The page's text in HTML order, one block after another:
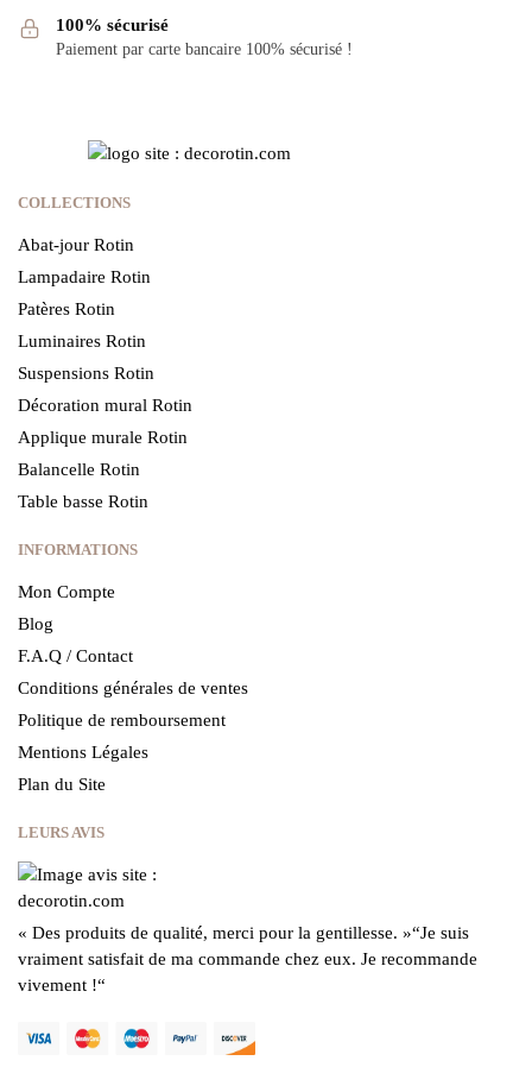
100% sécurisé
Paiement par carte bancaire 100% sécurisé !
COLLECTIONS
Abat-jour Rotin
Lampadaire Rotin
Patères Rotin
Luminaires Rotin
Suspensions Rotin
Décoration mural Rotin
Applique murale Rotin
Balancelle Rotin
Table basse Rotin
INFORMATIONS
Mon Compte
Blog
F.A.Q / Contact
Conditions générales de ventes
Politique de remboursement
Mentions Légales
Plan du Site
LEURS AVIS
« Des produits de qualité, merci pour la gentillesse. »“Je suis
vraiment satisfait de ma commande chez eux. Je recommande
vivement !“